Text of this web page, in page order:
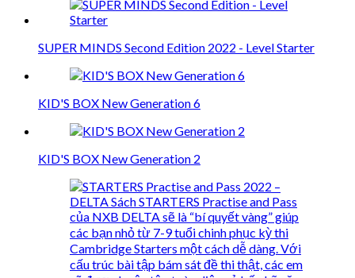
SUPER MINDS Second Edition 2022 - Level Starter
KID'S BOX New Generation 6
KID'S BOX New Generation 2